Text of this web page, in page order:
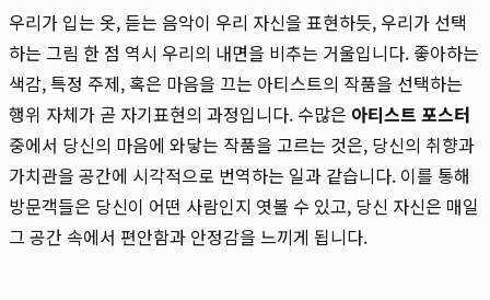
우리가 입는 옷, 듣는 음악이 우리 자신을 표현하듯, 우리가 선택
하는 그림 한 점 역시 우리의 내면을 비추는 거울입니다. 좋아하는
색감, 특정 주제, 혹은 마음을 끄는 아티스트의 작품을 선택하는
행위 자체가 곧 자기표현의 과정입니다. 수많은 아티스트 포스터
중에서 당신의 마음에 와닿는 작품을 고르는 것은, 당신의 취향과
가치관을 공간에 시각적으로 번역하는 일과 같습니다. 이를 통해
방문객들은 당신이 어떤 사람인지 엿볼 수 있고, 당신 자신은 매일
그 공간 속에서 편안함과 안정감을 느끼게 됩니다.